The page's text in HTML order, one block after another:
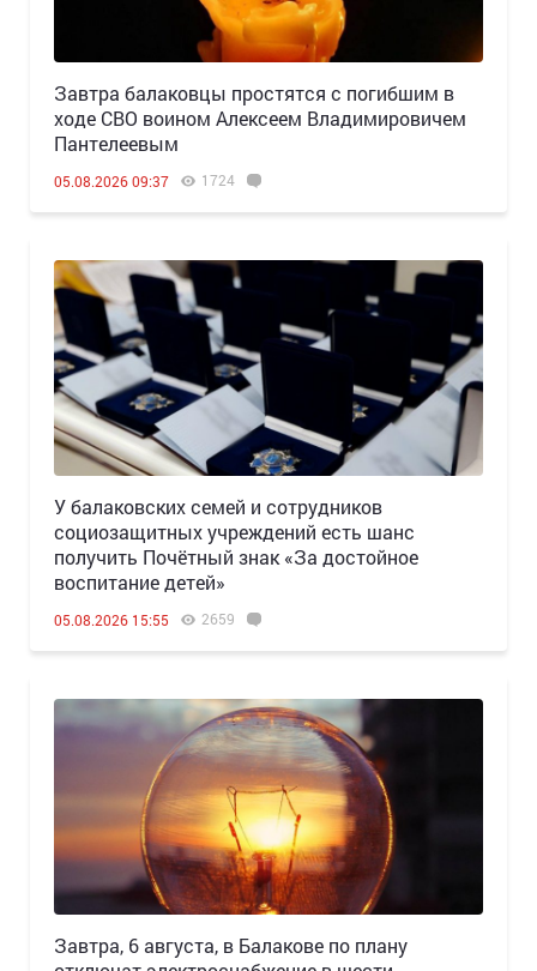
Завтра балаковцы простятся с погибшим в
ходе СВО воином Алексеем Владимировичем
Пантелеевым
05.08.2026 09:37 1724
У балаковских семей и сотрудников
социозащитных учреждений есть шанс
получить Почётный знак «За достойное
воспитание детей»
05.08.2026 15:55 2659
Завтра, 6 августа, в Балакове по плану